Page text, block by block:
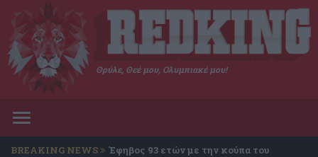
Θρύλε, Θεέ μου, Ολυμπιακέ μου!
Toggle
BREAKING NEWS Έφηβος 93 ετών με την κούπα του